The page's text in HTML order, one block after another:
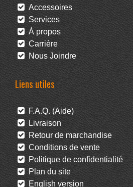
Accessoires
Services
À propos
Carrière
Nous Joindre
Liens utiles
F.A.Q. (Aide)
Livraison
Retour de marchandise
Conditions de vente
Politique de confidentialité
Plan du site
English version